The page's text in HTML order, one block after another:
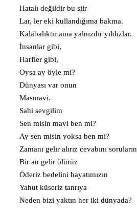
Hatalı değildir bu şiir
Lar, ler eki kullandığıma bakma.
Kalabalıktır ama yalnızdır yıldızlar.
İnsanlar gibi,
Harfler gibi,
Oysa ay öyle mi?
Dünyası var onun
Masmavi.
Sahi sevgilim
Sen misin mavi ben mi?
Ay sen misin yoksa ben mi?
Zamanı gelir alırız cevabını soruların
Bir an gelir ölürüz
Öderiz bedelini hayatımızın
Yahut küseriz tanrıya
Neden bizi yaktın her iki dünyada?